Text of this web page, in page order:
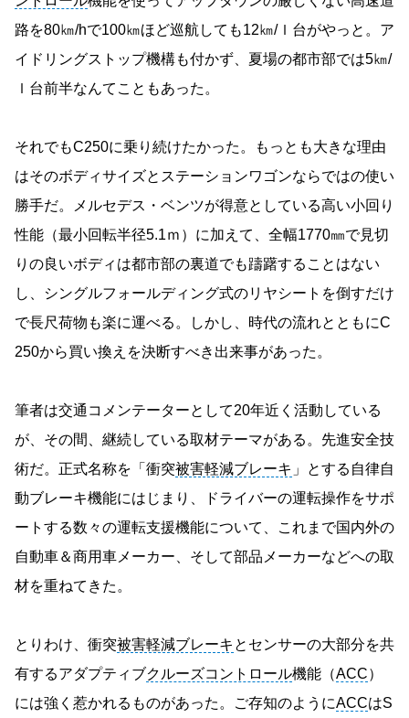
路を80㎞/hで100㎞ほど巡航しても12㎞/ｌ台がやっと。ア
イドリングストップ機構も付かず、夏場の都市部では5㎞/
ｌ台前半なんてこともあった。
それでもC250に乗り続けたかった。もっとも大きな理由
はそのボディサイズとステーションワゴンならではの使い
勝手だ。メルセデス・ベンツが得意としている高い小回り
性能（最小回転半径5.1ｍ）に加えて、全幅1770㎜で見切
りの良いボディは都市部の裏道でも躊躇することはない
し、シングルフォールディング式のリヤシートを倒すだけ
で長尺荷物も楽に運べる。しかし、時代の流れとともにC
250から買い換えを決断すべき出来事があった。
筆者は交通コメンテーターとして20年近く活動している
が、その間、継続している取材テーマがある。先進安全技
術だ。正式名称を「衝突被害軽減ブレーキ 」とする自律自
動ブレーキ機能にはじまり、ドライバーの運転操作をサポ
ートする数々の運転支援機能について、これまで国内外の
自動車＆商用車メーカー、そして部品メーカーなどへの取
材を重ねてきた。
とりわけ、衝突被害軽減ブレーキ とセンサーの大部分を共
有するアダプティブクルーズコントロール機能（ACC）
には強く惹かれるものがあった。ご存知のようにACCはS